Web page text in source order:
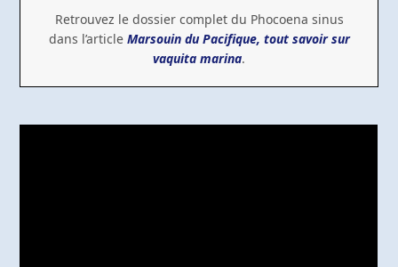
Retrouvez le dossier complet du Phocoena sinus
dans l’article Marsouin du Pacifique, tout savoir sur
vaquita marina.